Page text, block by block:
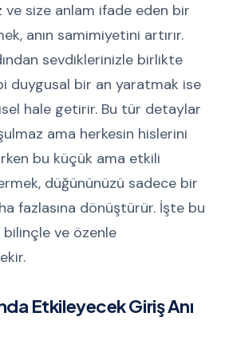
size anlam ifade eden bir
anın samimiyetini artırır.
sevdiklerinizle birlikte
duygusal bir an yaratmak ise
hale getirir. Bu tür detaylar
ama herkesin hislerini
bu küçük ama etkili
düğününüzü sadece bir
fazlasına dönüştürür. İşte bu
ve özenle
Etkileyecek Giriş Anı